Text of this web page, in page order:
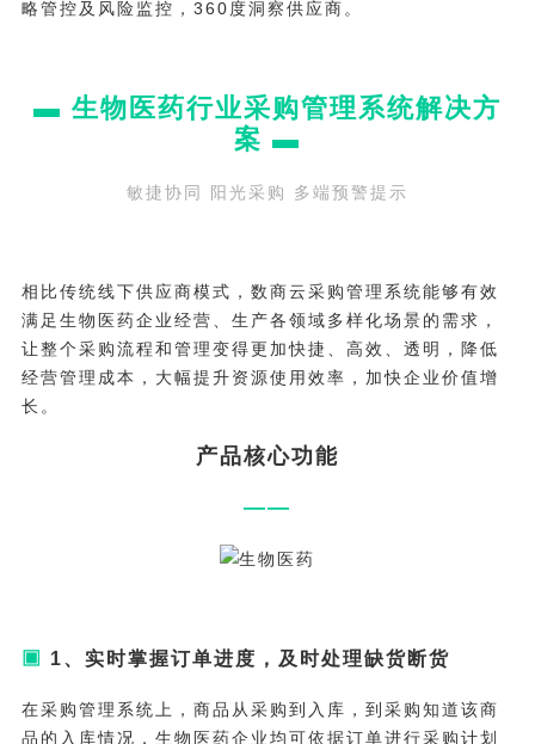
略管控及风险监控，360度洞察供应商。
▬ 生物医药行业采购管理系统解决方
案 ▬
敏捷协同 阳光采购 多端预警提示
相比传统线下供应商模式，数商云采购管理系统能够有效
满足生物医药企业经营、生产各领域多样化场景的需求，
让整个采购流程和管理变得更加快捷、高效、透明，降低
经营管理成本，大幅提升资源使用效率，加快企业价值增
长。
产品核心功能
——
▣ 1、实时掌握订单进度，及时处理缺货断货
在采购管理系统上，商品从采购到入库，到采购知道该商
品的入库情况，生物医药企业均可依据订单进行采购计划